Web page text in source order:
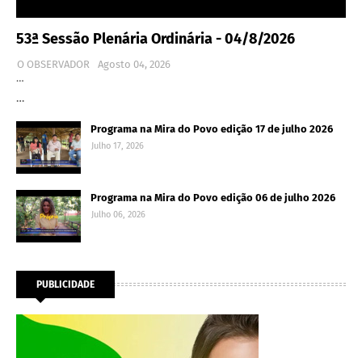
53ª Sessão Plenária Ordinária - 04/8/2026
O OBSERVADOR
Agosto 04, 2026
…
…
Programa na Mira do Povo edição 17 de julho 2026
Julho 17, 2026
Programa na Mira do Povo edição 06 de julho 2026
Julho 06, 2026
PUBLICIDADE